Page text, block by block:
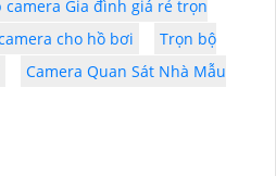
camera Gia đình giá rẻ trọn
cho hồ bơi
Trọn bộ
Camera Quan Sát Nhà Mẫu